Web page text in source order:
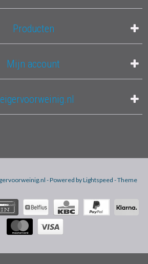
Producten
Mijn account
- Powered byLightspeed - Theme